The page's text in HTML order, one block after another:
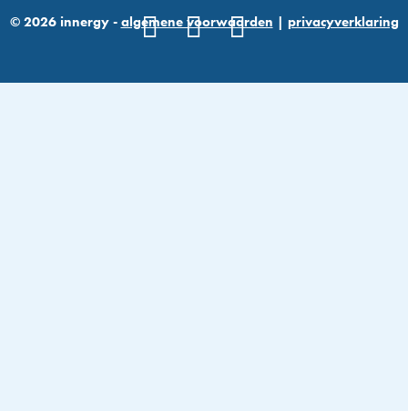
peace
© 2026 innergy - algemene voorwaarden | privacyverklaring